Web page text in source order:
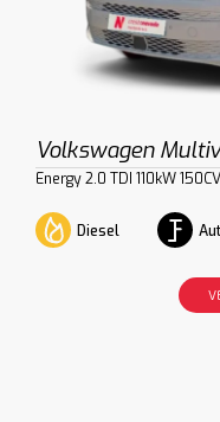
Volkswagen
Energy 2.0 TDI 110kW
Diesel